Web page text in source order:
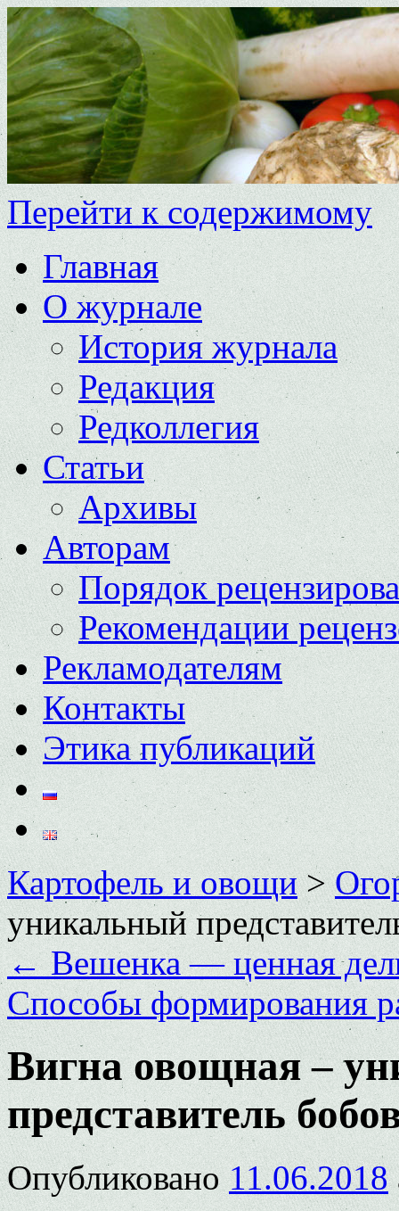
Перейти к содержимому
Главная
О журнале
История журнала
Редакция
Редколлегия
Статьи
Архивы
Авторам
Порядок
Рекомендации
Рекламодателям
Контакты
Этика публикаций
Картофель и овощи>
уникальный
←Вешенка — ценная
Способы формирования
Вигна овощная –
представитель
Опубликовано 11.06.2018